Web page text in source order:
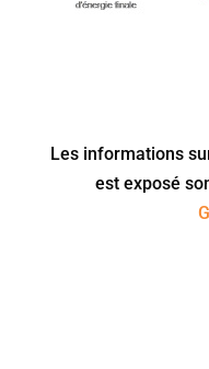
Les informations
est exposé